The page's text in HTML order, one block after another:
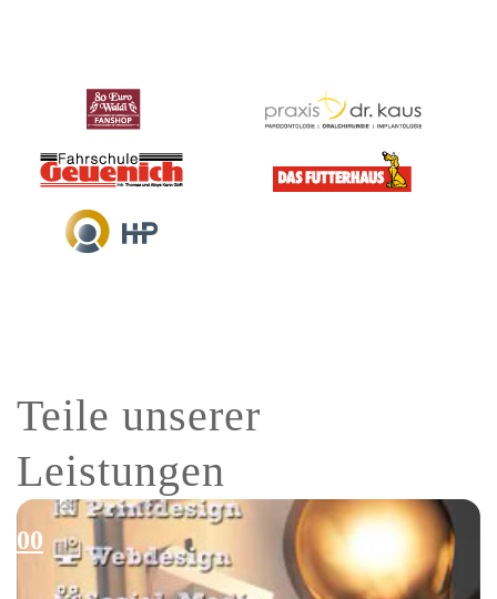
Teile unserer
Leistungen
00